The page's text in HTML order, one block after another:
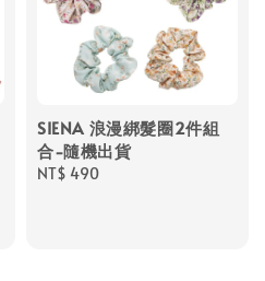
SIENA 浪漫綁髮圈2件組
合-隨機出貨
Regular
NT$ 490